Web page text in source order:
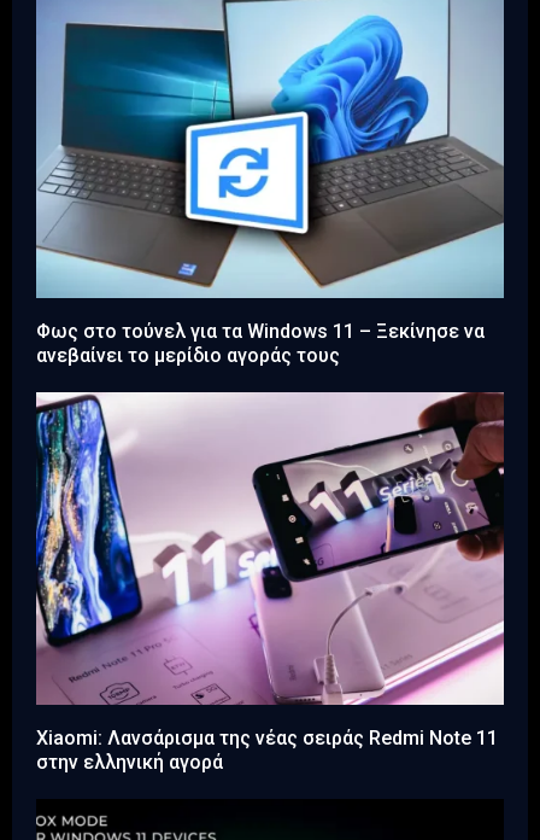
Φως στο τούνελ για τα Windows 11 – Ξεκίνησε να
ανεβαίνει το μερίδιο αγοράς τους
Xiaomi: Λανσάρισμα της νέας σειράς Redmi Note 11
στην ελληνική αγορά